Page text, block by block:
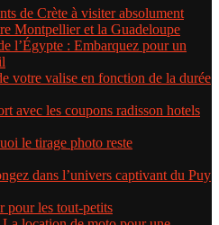
de Crète à visiter absolument
Montpellier et la Guadeloupe
l’Égypte : Embarquez pour un
votre valise en fonction de la durée
avec les coupons radisson hotels
le tirage photo reste
dans l’univers captivant du Puy
pour les tout-petits